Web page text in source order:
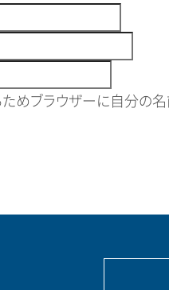
めブラウザーに自分の名